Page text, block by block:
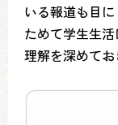
いる報道も目
ためて学生生
理解を深めてお